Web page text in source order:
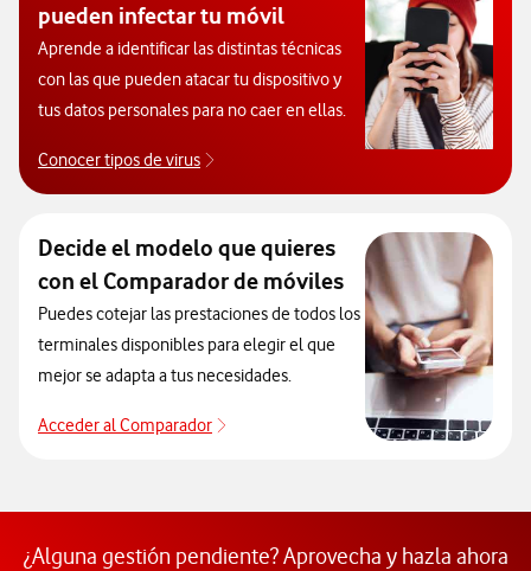
pueden infectar tu móvil
Aprende a identificar las distintas técnicas
con las que pueden atacar tu dispositivo y
tus datos personales para no caer en ellas.
Conocer tipos de virus
Descubre los tipos de virus que pueden
Decide el modelo que quieres
con el Comparador de móviles
Puedes cotejar las prestaciones de todos los
terminales disponibles para elegir el que
mejor se adapta a tus necesidades.
Acceder al Comparador
Para elegir un modelo de móvil antes
¿Alguna gestión pendiente? Aprovecha y hazla ahora